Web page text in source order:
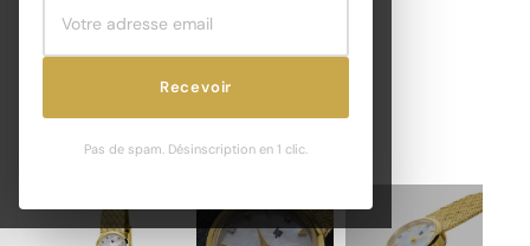
Recevoir
Pas de spam. Désinscription en 1 clic.